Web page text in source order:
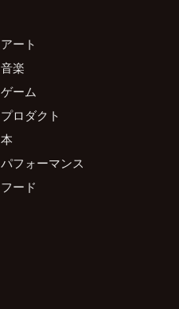
アート
音楽
ゲーム
プロダクト
本
パフォーマンス
フード